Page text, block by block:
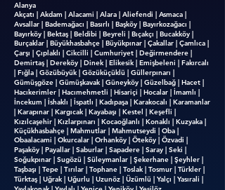
Alanya
Akçatı | Akdam | Alacami | Alara | Aliefendi | Asmaca |
Avsallar | Bademağacı | Basırlı | Başköy | Bayırkozağacı |
Bayırköy | Bektaş | Beldibi | Beyreli | Bıçakçı | Bucakköy |
Burçaklar | Büyükhasbahçe | Büyükpınar | Çakallar | Çamlıca |
Çarşı | Çıplaklı | Cikcilli | Cumhuriyet | Değirmendere |
Demirtaş | Dereköy | Dinek | Elikesik | Emişbeleni | Fakırcalı
| Fığla | Gözübüyük | Gözüküçüklü | Güllerpınarı |
Gümüşgöze | Gümüşkavak | Güneyköy | Güzelbağ | Hacet |
Hacıkerimler | Hacımehmetli | Hisariçi | Hocalar | İmamlı |
İncekum | İshaklı | İspatlı | Kadıpaşa | Karakocalı | Karamanlar
| Karapınar | Kargıcak | Kayabaşı | Kestel | Keşefli |
Kızılcaşehir | Kızlarpınarı | Kocaoğlanlı | Konaklı | Kuzyaka |
Küçükhasbahçe | Mahmutlar | Mahmutseydi | Oba |
Obaalacami | Okurcalar | Orhanköy | Öteköy | Özvadi |
Paşaköy | Payallar | Saburlar | Sapadere | Saray | Seki |
Soğukpınar | Sugözü | Süleymanlar | Şekerhane | Şeyhler |
Taşbaşı | Tepe | Tırılar | Tophane | Toslak | Tosmur | Türkler |
Türktaş | Uğrak | Uğurlu | Uzunöz | Üzümlü | Yalçı | Yasırali |